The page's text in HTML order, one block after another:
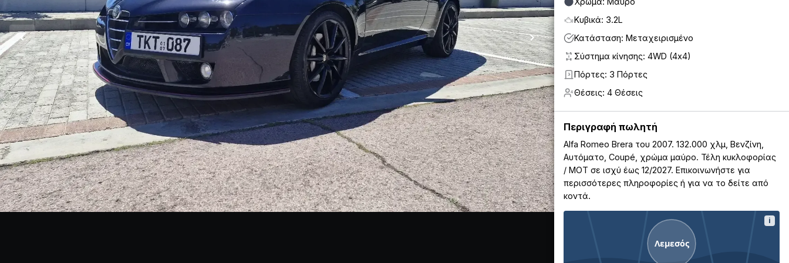
Κυβικά: 3.2L
Κατάσταση: Μεταχειρισμένο
Σύστημα κίνησης: 4WD (4x4)
3 Πόρτες: 3 Πόρτες
4 Θέσεις: 4 Θέσεις
Περιγραφή πωλητή
Alfa Romeo Brera του 2007. 132.000 χλμ, Βενζίνη,
Αυτόματο, Coupé, χρώμα μαύρο. Τέλη κυκλοφορίας
/ ΜΟΤ σε ισχύ έως 12/2027. Επικοινωνήστε για
περισσότερες πληροφορίες ή για να το δείτε από
κοντά.
Λεμεσός
i